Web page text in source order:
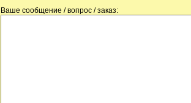
Ваше сообщение / вопрос / заказ: